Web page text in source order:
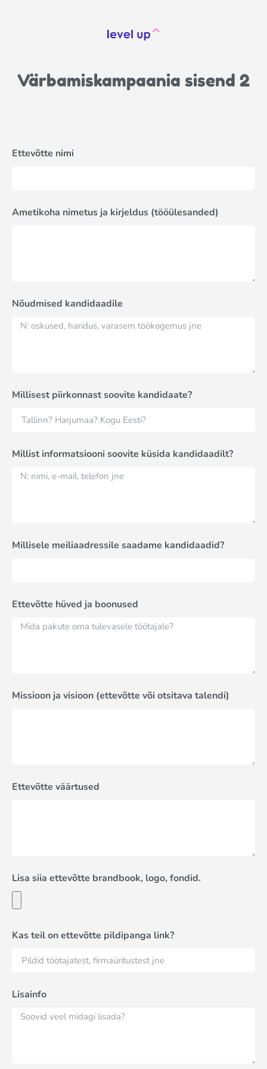
Värbamiskampaania sisend 2
Ettevõtte nimi
Ametikoha nimetus ja kirjeldus (tööülesanded)
Nõudmised kandidaadile
Millisest piirkonnast soovite kandidaate?
Millist informatsiooni soovite küsida kandidaadilt?
Millisele meiliaadressile saadame kandidaadid?
Ettevõtte hüved ja boonused
Missioon ja visioon (ettevõtte või otsitava talendi)
Ettevõtte väärtused
Lisa siia ettevõtte brandbook, logo, fondid.
Kas teil on ettevõtte pildipanga link?
Lisainfo